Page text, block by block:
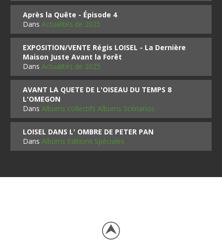
Après la Quête - Épisode 4
DansActualités de 2025
EXPOSITION/VENTE Régis LOISEL - La Dernière
Maison Juste Avant la Forêt
DansActualités de 2025
AVANT LA QUETE DE L'OISEAU DU TEMPS 8
L'OMEGON
DansAlbums collectifs Albums Scénarios
LOISEL DANS L' OMBRE DE PETER PAN
DansAlbums Editions Spéciales